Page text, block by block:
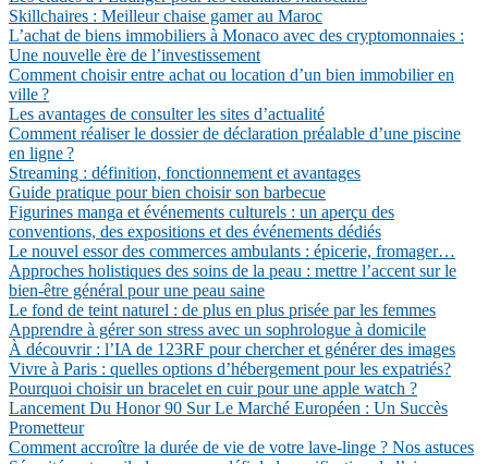
Skillchaires : Meilleur chaise gamer au Maroc
L’achat de biens immobiliers à Monaco avec des cryptomonnaies :
Une nouvelle ère de l’investissement
Comment choisir entre achat ou location d’un bien immobilier en
ville ?
Les avantages de consulter les sites d’actualité
Comment réaliser le dossier de déclaration préalable d’une piscine
en ligne ?
Streaming : définition, fonctionnement et avantages
Guide pratique pour bien choisir son barbecue
Figurines manga et événements culturels : un aperçu des
conventions, des expositions et des événements dédiés
Le nouvel essor des commerces ambulants : épicerie, fromager…
Approches holistiques des soins de la peau : mettre l’accent sur le
bien-être général pour une peau saine
Le fond de teint naturel : de plus en plus prisée par les femmes
Apprendre à gérer son stress avec un sophrologue à domicile
À découvrir : l’IA de 123RF pour chercher et générer des images
Vivre à Paris : quelles options d’hébergement pour les expatriés?
Pourquoi choisir un bracelet en cuir pour une apple watch ?
Lancement Du Honor 90 Sur Le Marché Européen : Un Succès
Prometteur
Comment accroître la durée de vie de votre lave-linge ? Nos astuces